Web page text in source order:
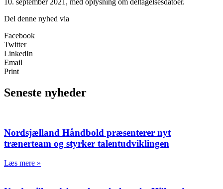
Del denne nyhed via
Facebook
Twitter
LinkedIn
Email
Print
Seneste nyheder
Nordsjælland Håndbold præsenterer nyt
trænerteam og styrker talentudviklingen
Læs mere »